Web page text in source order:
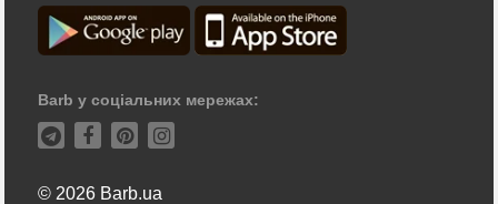
Barb у соціальних мережах:
© 2026 Barb.ua